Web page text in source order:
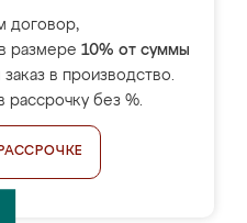
договор,
размере 10% от суммы
в производство.
рассрочку без %.